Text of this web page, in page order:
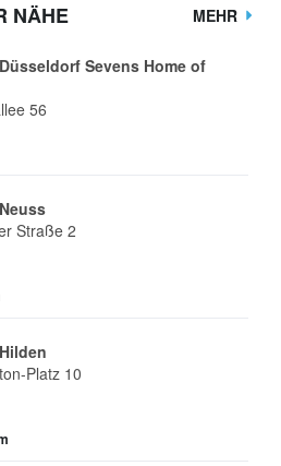
NÄHE MEHR
Sevens Home of
56
Straße 2
Platz 10